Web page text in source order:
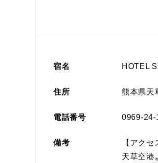
宿名 HOTEL
住所 熊本県天
電話番号 0969-24-
備考
【アクセ
天草空港